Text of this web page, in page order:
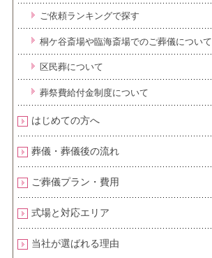
ご依頼ランキングで探す
桐ケ谷斎場や臨海斎場でのご葬儀について
区民葬について
葬祭費給付金制度について
はじめての方へ
葬儀・葬儀後の流れ
ご葬儀プラン・費用
式場と対応エリア
当社が選ばれる理由